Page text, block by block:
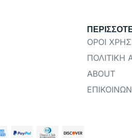
ΟΡΟΙ
ΠΟΛΙΤΙΚΗ
ABOUT